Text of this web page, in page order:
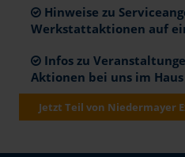
Hinweise zu
Werkstattaktionen auf
Infos zu
Aktionen bei uns im Haus
Jetzt Teil von Niedermayer